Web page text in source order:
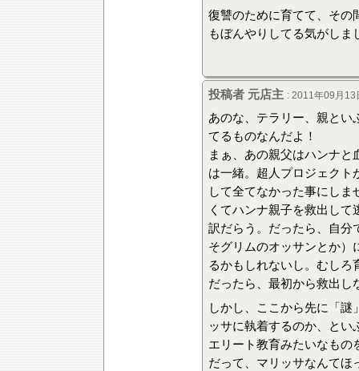
復讐のために育てて、その
もぼんやりしてる気がしま
投稿者 元店主 : 2011年09月13
あのな、テラリー、親とい
てるものなんだよ！
まぁ、あの親父はハンナ
は一緒。超人プロジェクト
して全てなかった事にし
くてハンナ親子を救出し
訳だらう。だったら、自分
そグリムのオッサンとか）
るかもしれないし。むし
だったら、最初から救出し
しかし、ここから先に「
ッサに執着するのか、と
エリート教育みたいなもの
だって、マリッサなんてほ